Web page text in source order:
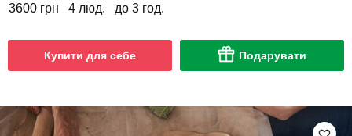
3600 грн 4 люд. до 3 год.
Купити для себе Подарувати